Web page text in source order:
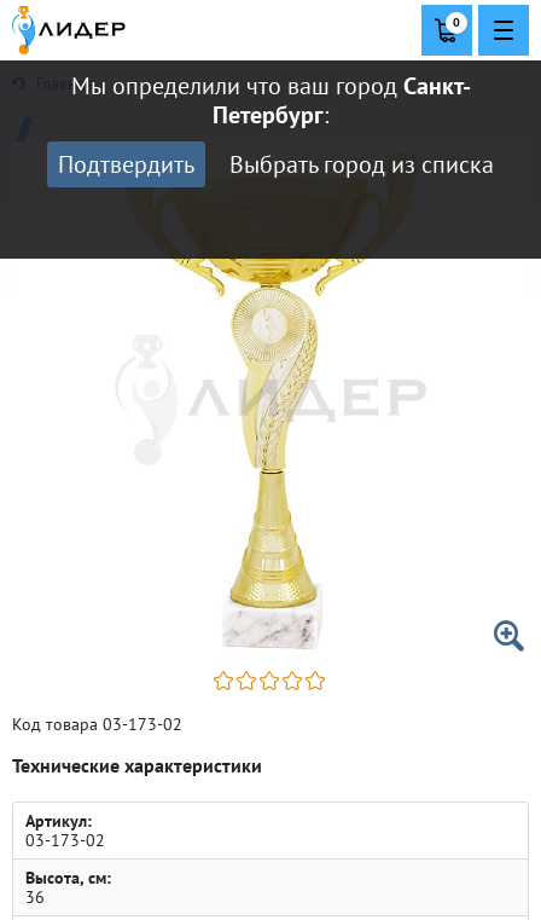
Мы определили что ваш городСанкт-
Петербург:
Подтвердить
Выбрать город из списка
0
Главная
Код товара 03-173-02
Технические характеристики
Артикул:
03-173-02
Высота, см:
36